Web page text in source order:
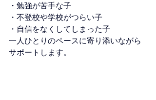
・勉強が苦手な子
・不登校や学校がつらい子
・自信をなくしてしまった子
一人ひとりのペースに寄り添いながら
サポートします。